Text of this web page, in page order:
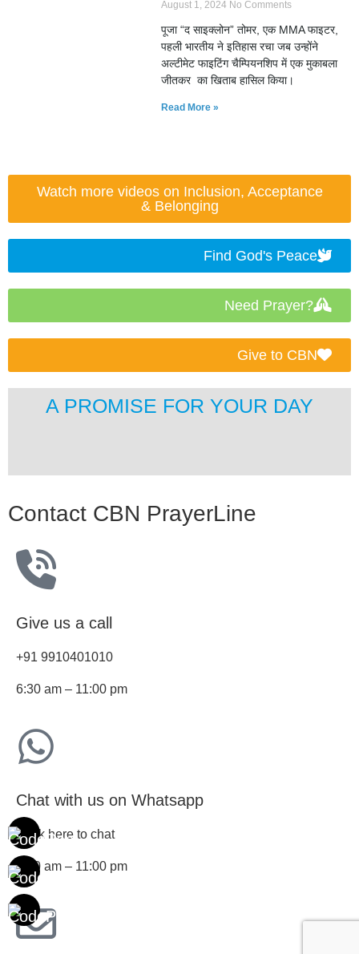
August 1, 2024 No Comments
पूजा “द साइक्लोन” तोमर, एक MMA फाइटर,
पहली भारतीय ने इतिहास रचा जब उन्होंने
अल्टीमेट फाइटिंग चैम्पियनशिप में एक मुकाबला
जीतकर का खिताब हासिल किया।
Read More »
Watch more videos on Inclusion, Acceptance
& Belonging
Find God's Peace
Need Prayer?
Give to CBN
A PROMISE FOR YOUR DAY
Contact CBN PrayerLine
Give us a call
+91 9910401010
6:30 am – 11:00 pm
Chat with us on Whatsapp
Click here to chat
6:30 am – 11:00 pm